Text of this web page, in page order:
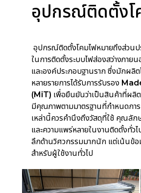
อุปกรณ์ติดตั้งโ
อุปกรณ์ติดตั้งโคมไฟหมายถึงส่วนป
ในการติดตั้งระบบไฟส่องสว่างภายน
และองค์ประกอบฐานราก ซึ่งมักผลิ
หลายรายการได้รับการรับรอง
(MiT) เพื่อยืนยันว่าเป็นสินค้าที่ผลิต
มีคุณภาพตามมาตรฐานที่กำหนดกา
เหล่านี้ควรคำนึงถึงวัสดุที่ใช้ คุณลัก
และความแพร่หลายในงานติดตั้งทั่วไ
ลึกด้านวิศวกรรมมากนัก แต่เน้นข้อ
สำหรับผู้ใช้งานทั่วไป